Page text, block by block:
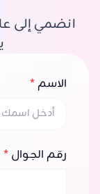
انضمي إلى
الاسم*
رقم الجوال*